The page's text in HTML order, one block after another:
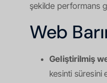
şekilde performans
Web
Geliştirilmiş
kesinti süresini